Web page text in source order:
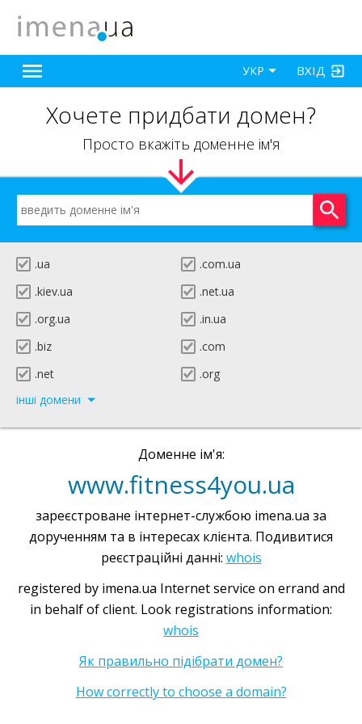
ВХІД
УКР
Хочете придбати домен?
Просто вкажіть доменне ім'я
.ua
.com.ua
.kiev.ua
.net.ua
.org.ua
.in.ua
.biz
.com
.net
.org
інші домени
Доменне ім'я:
www.fitness4you.ua
зареєстроване інтернет-службою imena.ua за
дорученням та в інтересах клієнта. Подивитися
реєстраційні данні: whois
registered by imena.ua Internet service on errand and
in behalf of client. Look registrations information:
whois
Як правильно підібрати домен?
How correctly to choose a domain?